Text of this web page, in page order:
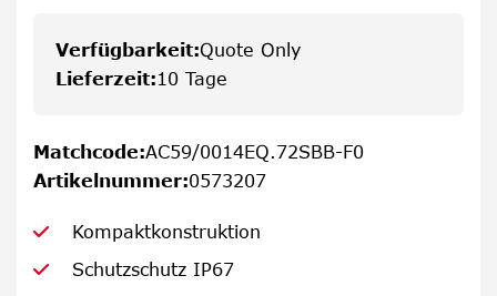
Verfügbarkeit:Quote Only
Lieferzeit:10 Tage
Matchcode:AC59/0014EQ.72SBB-F0
Artikelnummer:0573207
Kompaktkonstruktion
Schutzschutz IP67